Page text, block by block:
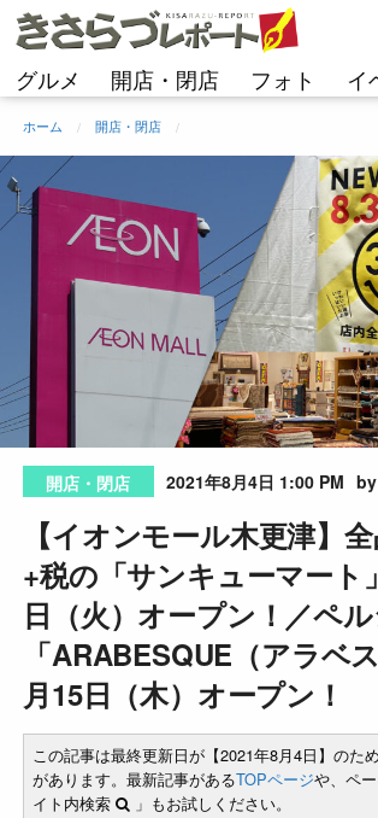
コ
ン
ン
へ
ス
キ
グルメ 開店・閉店 フォト イ
ホーム 開店・閉店
開店・閉店 2021年8月4日 1:00 PM
【イオンモール木更津】
+税の「サンキューマート
日（火）オープン！／ペ
「ARABESQUE（アラベ
月15日（木）オープン！
この記事は最終更新日が【2021年8月4日】のた
があります。最新記事があるTOPページや、ペ
イト内検索
」もお試しください。